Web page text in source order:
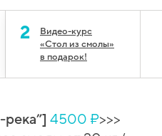
2
Видео-курс
«Стол из смолы»
в подарок!
4500 ₽>>>